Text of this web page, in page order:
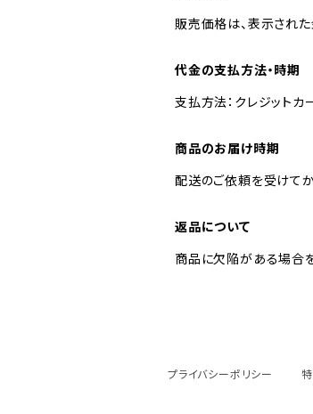
販売価格は、表示された
代金の支払方法・時期
支払方法：クレジット
商品のお届け時期
配送のご依頼を受けて
返品について
商品に欠陥がある場合
プライバシーポリシー